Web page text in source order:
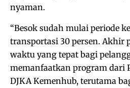
nyaman.
“Besok sudah mulai periode
transportasi 30 persen. Akhir
waktu yang tepat bagi
memanfaatkan program dari
DJKA Kemenhub, terutama